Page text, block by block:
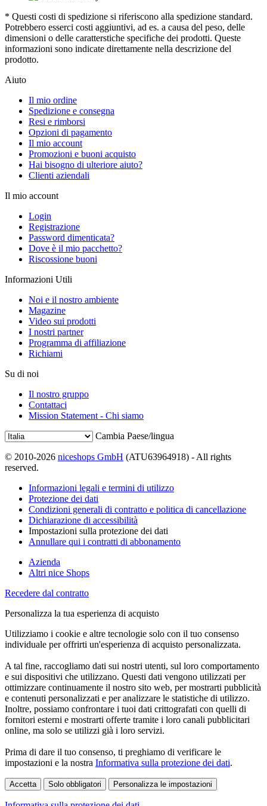
* Questi costi di spedizione si riferiscono alla spedizione standard.
Potrebbero esserci costi aggiuntivi, ad es. a causa del peso, delle
dimensioni o delle caratterstiche specifiche dei prodotti. Queste
informazioni sono indicate direttamente nella descrizione del
prodotto.
Aiuto
Il mio ordine
Spedizione e consegna
Resi e rimborsi
Opzioni di pagamento
Il mio account
Promozioni e buoni acquisto
Hai bisogno di ulteriore aiuto?
Clienti aziendali
Il mio account
Login
Registrazione
Password dimenticata?
Dove è il mio pacchetto?
Riscossione buoni
Informazioni Utili
Noi e il nostro ambiente
Magazine
Video sui prodotti
I nostri partner
Programma di affiliazione
Richiami
Su di noi
Il nostro gruppo
Contattaci
Mission Statement - Chi siamo
Cambia Paese/lingua
© 2010-2026 niceshops GmbH (ATU63964918) - All rights
reserved.
Informazioni legali e termini di utilizzo
Protezione dei dati
Condizioni generali di contratto e politica di cancellazione
Dichiarazione di accessibilità
Impostazioni sulla protezione dei dati
Annullare qui i contratti di abbonamento
Azienda
Altri nice Shops
Recedere dal contratto
Personalizza la tua esperienza di acquisto
Utilizziamo i cookie e altre tecnologie solo con il tuo consenso
individuale per offrirti un'esperienza di acquisto personalizzata.
A tal fine, raccogliamo dati sui nostri utenti, sul loro comportamento
e sui dispositivi che utilizzano. Questi dati vengono utilizzati per
ottimizzare continuamente il nostro sito web, per mostrarti pubblicità
e contenuti personalizzati e per analizzare le statistiche di utilizzo.
Inoltre, possiamo confrontare i tuoi dati crittografati con quelli di
fornitori esterni e mostrarti offerte tramite i loro canali pubblicitari
online, ma solo se utilizzi già i loro servizi.
Prima di dare il tuo consenso, ti preghiamo di verificare le
impostazioni e la nostra Informativa sulla protezione dei dati.
Accetta Solo obbligatori Personalizza le impostazioni